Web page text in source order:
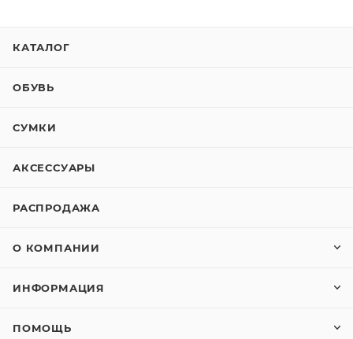
КАТАЛОГ
ОБУВЬ
СУМКИ
АКСЕССУАРЫ
РАСПРОДАЖА
О КОМПАНИИ
ИНФОРМАЦИЯ
ПОМОЩЬ